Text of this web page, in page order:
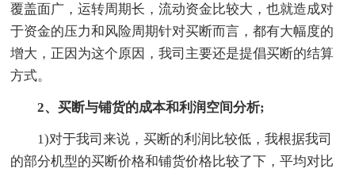
覆盖面广，运转周期长，流动资金比较大，也就造成对
于资金的压力和风险周期针对买断而言，都有大幅度的
增大，正因为这个原因，我司主要还是提倡买断的结算
方式。
2、买断与铺货的成本和利润空间分析;
1)对于我司来说，买断的利润比较低，我根据我司
的部分机型的买断价格和铺货价格比较了下，平均对比